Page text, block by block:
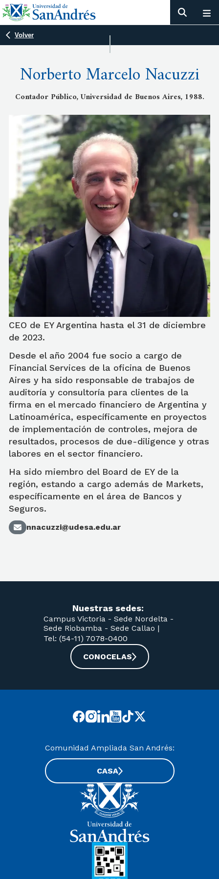
Volver
Norberto Marcelo Nacuzzi
Contador Público, Universidad de Buenos Aires, 1988.
CEO de EY Argentina hasta el 31 de diciembre
de 2023.
Desde el año 2004 fue socio a cargo de
Financial Services de la oficina de Buenos
Aires y ha sido responsable de trabajos de
auditoría y consultoría para clientes de la
firma en el mercado financiero de Argentina y
Latinoamérica, específicamente en proyectos
de implementación de controles, mejora de
resultados, procesos de due-diligence y otras
labores en el sector financiero.
Ha sido miembro del Board de EY de la
región, estando a cargo además de Markets,
específicamente en el área de Bancos y
Seguros.
nnacuzzi@udesa.edu.ar
Nuestras sedes:
Campus Victoria - Sede Nordelta -
Sede Riobamba - Sede Callao |
Tel: (54-11) 7078-0400
CONOCELAS
Comunidad Ampliada San Andrés:
CASA